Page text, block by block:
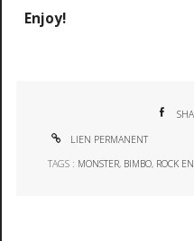
Enjoy!
LIEN PERMANENT
TAGS : MONSTER, BIMBO, ROCK